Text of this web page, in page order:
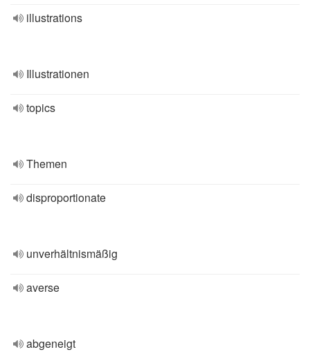
illustrations
Illustrationen
topics
Themen
disproportionate
unverhältnismäßig
averse
abgeneigt